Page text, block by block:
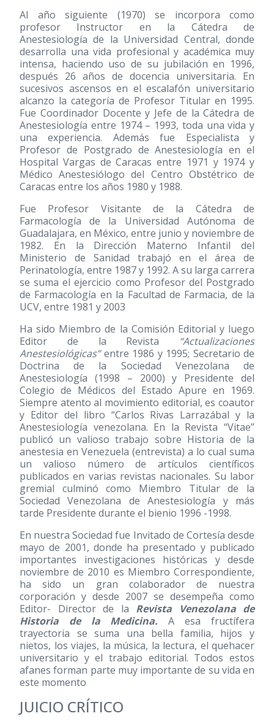
Al año siguiente (1970) se incorpora como
profesor Instructor en la Cátedra de
Anestesiología de la Universidad Central, donde
desarrolla una vida profesional y académica muy
intensa, haciendo uso de su jubilación en 1996,
después 26 años de docencia universitaria. En
sucesivos ascensos en el escalafón universitario
alcanzo la categoría de Profesor Titular en 1995.
Fue Coordinador Docente y Jefe de la Cátedra de
Anestesiología entre 1974 – 1993, toda una vida y
una experiencia. Además fue Especialista y
Profesor de Postgrado de Anestesiología en el
Hospital Vargas de Caracas entre 1971 y 1974 y
Médico Anestesiólogo del Centro Obstétrico de
Caracas entre los años 1980 y 1988.
Fue Profesor Visitante de la Cátedra de
Farmacología de la Universidad Autónoma de
Guadalajara, en México, entre junio y noviembre de
1982. En la Dirección Materno Infantil del
Ministerio de Sanidad trabajó en el área de
Perinatología, entre 1987 y 1992. A su larga carrera
se suma el ejercicio como Profesor del Postgrado
de Farmacología en la Facultad de Farmacia, de la
UCV, entre 1981 y 2003
Ha sido Miembro de la Comisión Editorial y luego
Editor de la Revista “Actualizaciones
Anestesiológicas”entre 1986 y 1995; Secretario de
Doctrina de la Sociedad Venezolana de
Anestesiología (1998 – 2000) y Presidente del
Colegio de Médicos del Estado Apure en 1969.
Siempre atento al movimiento editorial, es coautor
y Editor del libro “Carlos Rivas Larrazábal y la
Anestesiología venezolana. En la Revista “Vitae”
publicó un valioso trabajo sobre Historia de la
anestesia en Venezuela (entrevista) a lo cual suma
un valioso número de artículos científicos
publicados en varias revistas nacionales. Su labor
gremial culminó como Miembro Titular de la
Sociedad Venezolana de Anestesiología y más
tarde Presidente durante el bienio 1996 -1998.
En nuestra Sociedad fue Invitado de Cortesía desde
mayo de 2001, donde ha presentado y publicado
importantes investigaciones históricas y desde
noviembre de 2010 es Miembro Correspondiente,
ha sido un gran colaborador de nuestra
corporación y desde 2007 se desempeña como
Editor- Director de la Revista Venezolana de
Historia de la Medicina. A esa fructífera
trayectoria se suma una bella familia, hijos y
nietos, los viajes, la música, la lectura, el quehacer
universitario y el trabajo editorial. Todos estos
afanes forman parte muy importante de su vida en
este momento
JUICIO CRÍTICO